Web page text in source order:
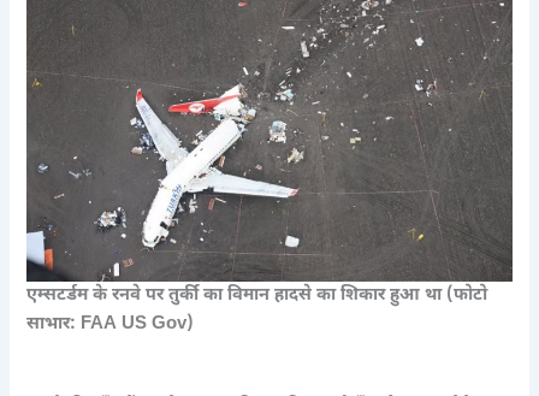
एम्सटर्डम के रनवे पर तुर्की का विमान हादसे का शिकार हुआ था (फोटो
साभार: FAA US Gov)